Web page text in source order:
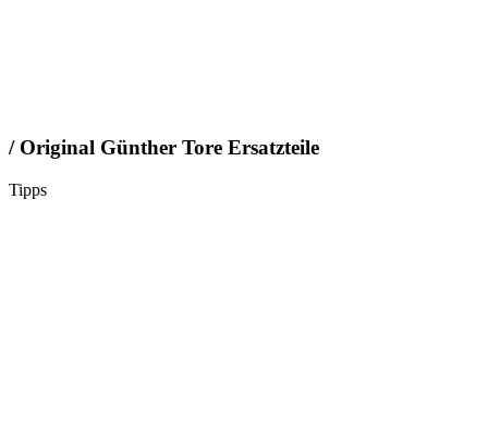
/ Original Günther Tore Ersatzteile
Tipps